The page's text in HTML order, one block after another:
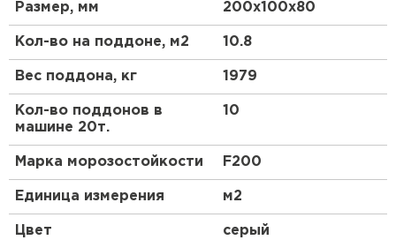
Размер, мм 200х100х80
Кол-во на поддоне, м2 10.8
Вес поддона, кг 1979
Кол-во поддонов в
машине 20т.
10
Марка морозостойкости F200
Единица измерения м2
Цвет серый